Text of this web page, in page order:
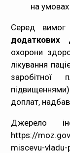
на
Серед
додаткових
охорони
лікування
доплат,
Джерело
https://
miscevu-